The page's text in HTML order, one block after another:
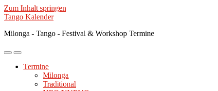
Zum Inhalt springen
Tango Kalender
Milonga - Tango - Festival & Workshop Termine
Mobile-
ein-/ausblenden
Suchfeld
ein-/ausblenden
Termine
Milonga
Traditional